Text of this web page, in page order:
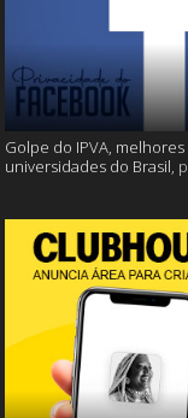
Golpe do IPVA, melhores
universidades do Brasil,